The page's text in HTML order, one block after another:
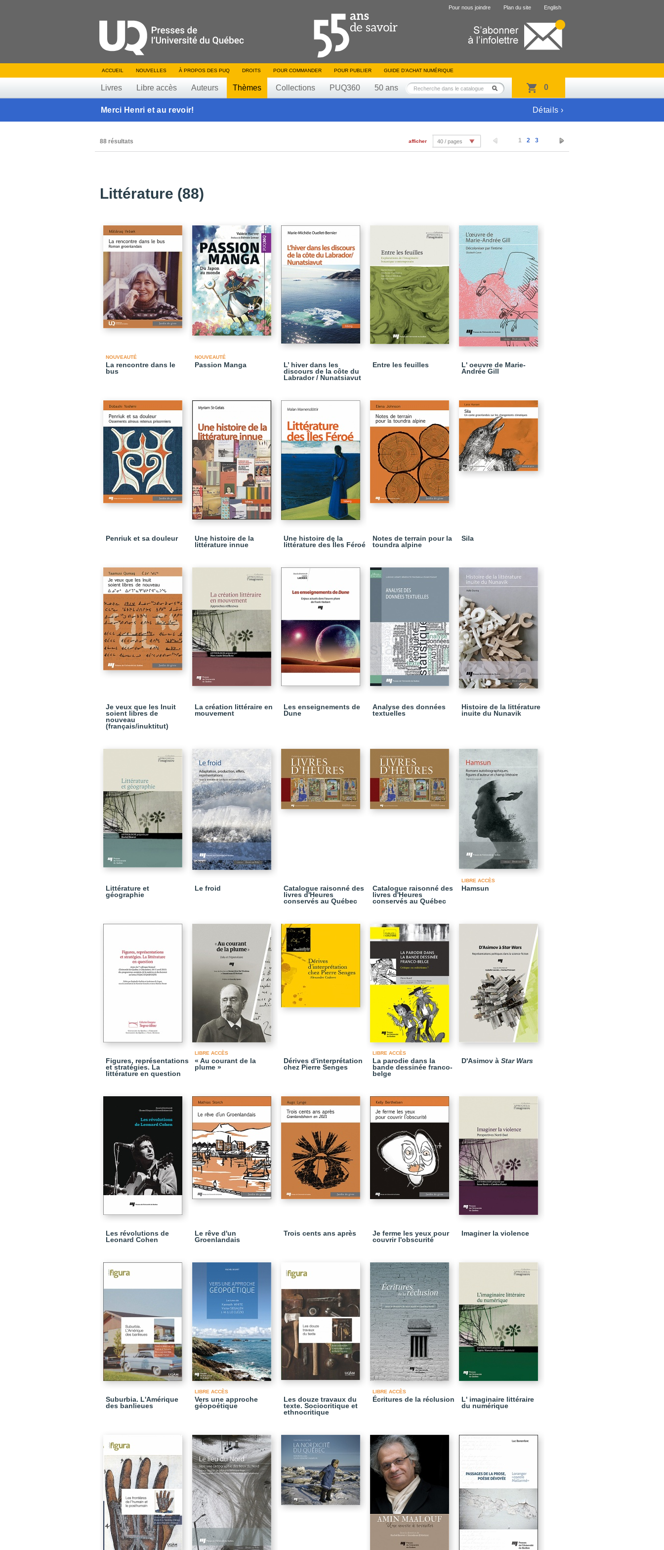
Pour nous joindre Plan du site English
ACCUEIL NOUVELLES À PROPOS DES PUQ DROITS POUR COMMANDER POUR PUBLIER GUIDE D’ACHAT NUMÉRIQUE
Livres Libre accès Auteurs Thèmes Collections PUQ360 50 ans 0
Merci Henri et au revoir! Détails ›
88 résultats 1 2 3
afficher 40 / pages
Littérature (88)
NOUVEAUTÉ
La rencontre dans le
bus
NOUVEAUTÉ
Passion Manga
L’ hiver dans les
discours de la côte du
Labrador / Nunatsiavut
Entre les feuilles
L' oeuvre de Marie-
Andrée Gill
Penriuk et sa douleur
Une histoire de la
littérature innue
Une histoire de la
littérature des Îles Féroé
Notes de terrain pour la
toundra alpine
Sila
Je veux que les Inuit
soient libres de
nouveau
(français/inuktitut)
La création littéraire en
mouvement
Les enseignements de
Dune
Analyse des données
textuelles
Histoire de la littérature
inuite du Nunavik
Littérature et
géographie
Le froid
Catalogue raisonné des
livres d'Heures
conservés au Québec
Catalogue raisonné des
livres d'Heures
conservés au Québec
LIBRE ACCÈS
Hamsun
Figures, représentations
et stratégies. La
littérature en question
LIBRE ACCÈS
« Au courant de la
plume »
Dérives d'interprétation
chez Pierre Senges
LIBRE ACCÈS
La parodie dans la
bande dessinée franco-
belge
D'Asimov à Star Wars
Les révolutions de
Leonard Cohen
Le rêve d'un
Groenlandais
Trois cents ans après
Je ferme les yeux pour
couvrir l'obscurité
Imaginer la violence
Suburbia. L'Amérique
des banlieues
LIBRE ACCÈS
Vers une approche
géopoétique
Les douze travaux du
texte. Sociocritique et
ethnocritique
LIBRE ACCÈS
Écritures de la réclusion
L' imaginaire littéraire
du numérique